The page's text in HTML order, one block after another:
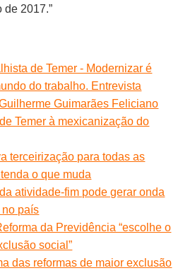
de 2017.”
de Temer - Modernizar é
do trabalho. Entrevista
Guimarães Feliciano
Temer à mexicanização do
terceirização para todas as
o que muda
atividade-fim pode gerar onda
país
da Previdência “escolhe o
social”
das reformas de maior exclusão